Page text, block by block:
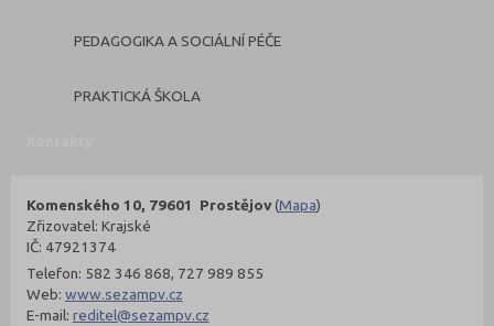
PEDAGOGIKA A SOCIÁLNÍ PÉČE
PRAKTICKÁ ŠKOLA
Komenského 10, 79601 Prostějov(Mapa)
Zřizovatel: Krajské
IČ: 47921374
Telefon: 582 346 868, 727 989 855
Web: www.sezampv.cz
E-mail: reditel@sezampv.cz